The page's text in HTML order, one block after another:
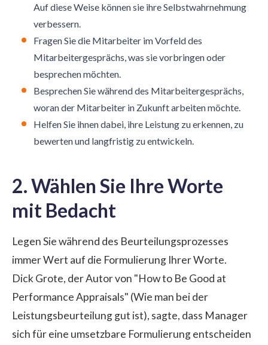
Auf diese Weise können sie ihre Selbstwahrnehmung
verbessern.
Fragen Sie die Mitarbeiter im Vorfeld des
Mitarbeitergesprächs, was sie vorbringen oder
besprechen möchten.
Besprechen Sie während des Mitarbeitergesprächs,
woran der Mitarbeiter in Zukunft arbeiten möchte.
Helfen Sie ihnen dabei, ihre Leistung zu erkennen, zu
bewerten und langfristig zu entwickeln.
2. Wählen Sie Ihre Worte
mit Bedacht
Legen Sie während des Beurteilungsprozesses
immer Wert auf die Formulierung Ihrer Worte.
Dick Grote, der Autor von "How to Be Good at
Performance Appraisals" (Wie man bei der
Leistungsbeurteilung gut ist), sagte, dass Manager
sich für eine umsetzbare Formulierung entscheiden